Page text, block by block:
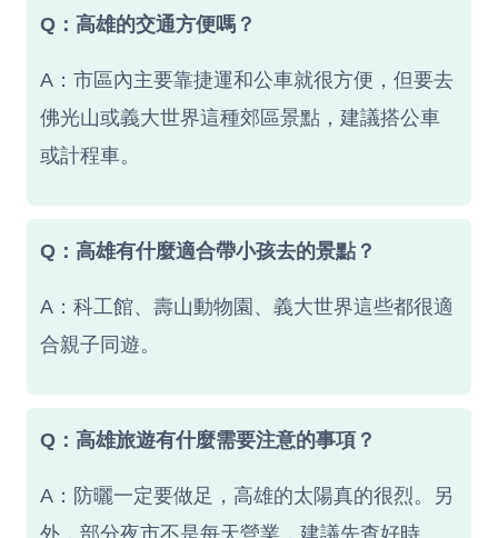
Q：高雄的交通方便嗎？
A：市區內主要靠捷運和公車就很方便，但要去
佛光山或義大世界這種郊區景點，建議搭公車
或計程車。
Q：高雄有什麼適合帶小孩去的景點？
A：科工館、壽山動物園、義大世界這些都很適
合親子同遊。
Q：高雄旅遊有什麼需要注意的事項？
A：防曬一定要做足，高雄的太陽真的很烈。另
外，部分夜市不是每天營業，建議先查好時